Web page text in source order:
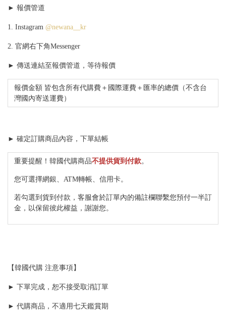
► 報價管道
1. Instagram @newana__kr
2. 官網右下角Messenger
► 傳送連結至報價管道，等待報價
報價金額 皆包含所有代購費＋國際運費＋匯率的總價（不含台
灣國內寄送運費）
► 確定訂購商品內容，下單結帳
重要提醒！韓國代購商品不提供貨到付款。
您可選擇網銀、ATM轉帳、信用卡。
若勾選到貨到付款，客服會於訂單內的備註欄聯繫您預付一半訂
金，以保留彼此權益，謝謝您。
【韓國代購 注意事項】
► 下單完成，恕不接受取消訂單
► 代購商品，不適用七天鑑賞期